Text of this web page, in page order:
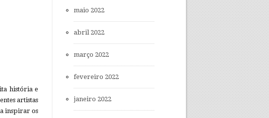
história e
artistas
inspirar os
maio 2022
abril 2022
março 2022
fevereiro 2022
janeiro 2022